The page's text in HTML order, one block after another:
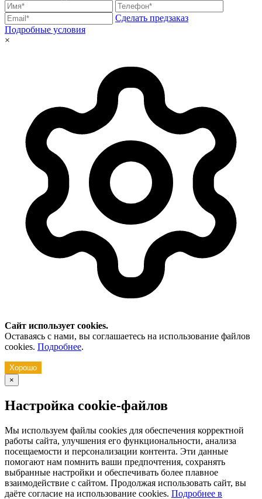
Сделать предзаказ
Подробные условия
×
Сайт использует cookies.
Оставаясь с нами, вы соглашаетесь на использование файлов
cookies. Подробнее.
Хорошо
×
Настройка cookie-файлов
Мы используем файлы cookies для обеспечения корректной
работы сайта, улучшения его функциональности, анализа
посещаемости и персонализации контента. Эти данные
помогают нам помнить ваши предпочтения, сохранять
выбранные настройки и обеспечивать более плавное
взаимодействие с сайтом. Продолжая использовать сайт, вы
даёте согласие на использование cookies. Подробнее в